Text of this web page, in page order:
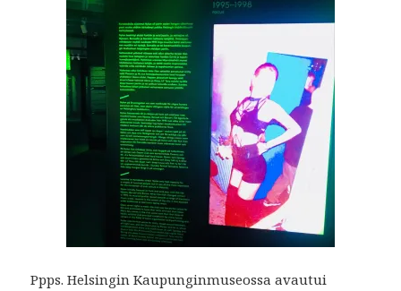
Ppps. Helsingin Kaupunginmuseossa avautui